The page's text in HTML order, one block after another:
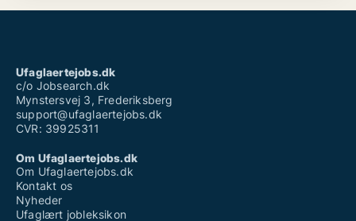
Ufaglaertejobs.dk
c/o Jobsearch.dk
Mynstersvej 3, Frederiksberg
support@ufaglaertejobs.dk
CVR: 39925311
Om Ufaglaertejobs.dk
Om Ufaglaertejobs.dk
Kontakt os
Nyheder
Ufaglært jobleksikon